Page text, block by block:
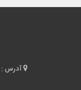
آدرس :